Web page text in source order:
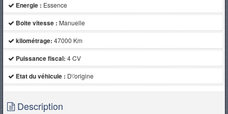
Energie : Essence
Boite vitesse : Manuelle
kilométrage: 47000 Km
Puissance fiscal: 4 CV
Etat du véhicule : D\'origine
Description